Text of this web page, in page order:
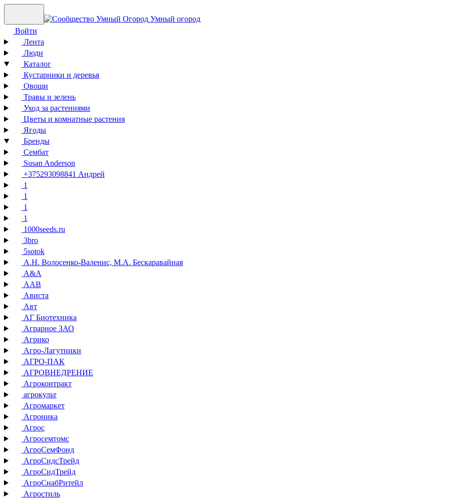
Умный огород
Войти
Лента
Люди
Каталог
Кустарники и деревья
Овощи
Травы и зелень
Уход за растениями
Цветы и комнатные растения
Ягоды
Бренды
Сембат
Susan Anderson
+375293098841 Андрей
1
1
1
1
1000seeds.ru
3bro
5sotok
А.Н. Волосенко-Валенис, М.А. Бескаравайная
А&А
ААВ
Ависта
Авт
АГ Биотехника
Аграрное ЗАО
Агрико
Агро-Лагутники
АГРО-ПАК
АГРОВНЕДРЕНИЕ
Агроконтракт
агрокульт
Агромаркет
Агроника
Агрос
Агросемтомс
АгроСемФонд
АгроСидсТрейд
АгроСидТрейд
АгроСнабРитейл
Агростиль